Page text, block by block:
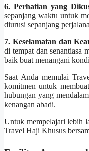
6. Perhatian yang
sepanjang waktu untuk
diurusi sepanjang
7. Keselamatan dan
di tempat dan senantiasa
baik buat menangani
Saat Anda memulai
komitmen untuk
hubungan yang
kenangan abadi.
Untuk mempelajari lebih
Travel Haji Khusus